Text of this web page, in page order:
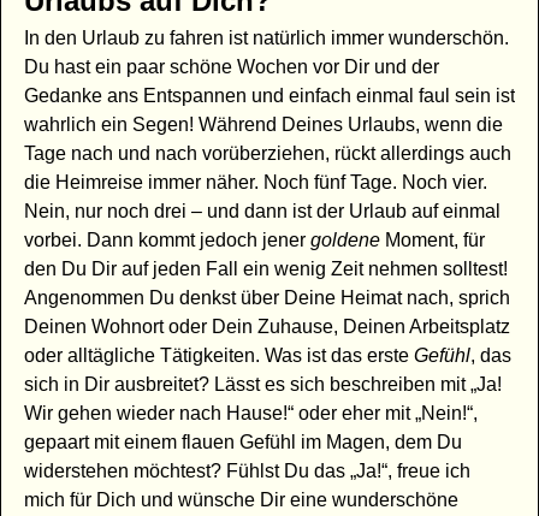
In den Urlaub zu fahren ist natürlich immer wunderschön.
Du hast ein paar schöne Wochen vor Dir und der
Gedanke ans Entspannen und einfach einmal faul sein ist
wahrlich ein Segen! Während Deines Urlaubs, wenn die
Tage nach und nach vorüberziehen, rückt allerdings auch
die Heimreise immer näher. Noch fünf Tage. Noch vier.
Nein, nur noch drei – und dann ist der Urlaub auf einmal
vorbei. Dann kommt jedoch jener goldeneMoment, für
den Du Dir auf jeden Fall ein wenig Zeit nehmen solltest!
Angenommen Du denkst über Deine Heimat nach, sprich
Deinen Wohnort oder Dein Zuhause, Deinen Arbeitsplatz
oder alltägliche Tätigkeiten. Was ist das erste Gefühl, das
sich in Dir ausbreitet? Lässt es sich beschreiben mit „Ja!
Wir gehen wieder nach Hause!“ oder eher mit „Nein!“,
gepaart mit einem flauen Gefühl im Magen, dem Du
widerstehen möchtest? Fühlst Du das „Ja!“, freue ich
mich für Dich und wünsche Dir eine wunderschöne